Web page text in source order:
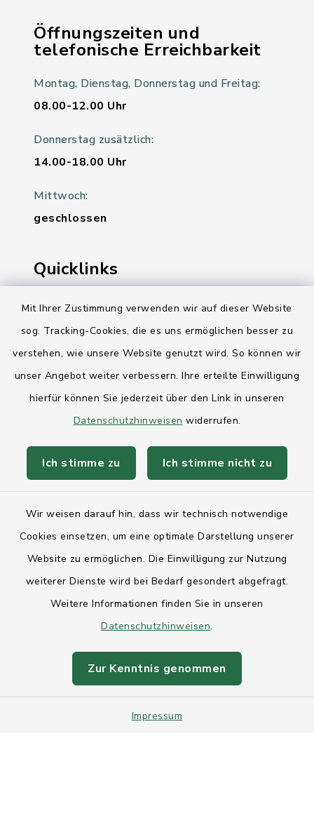
Mit Ihrer Zustimmung verwenden wir auf dieser Website
sog. Tracking-Cookies, die es uns ermöglichen besser zu
verstehen, wie unsere Website genutzt wird. So können wir
unser Angebot weiter verbessern. Ihre erteilte Einwilligung
hierfür können Sie jederzeit über den Link in unseren
Datenschutzhinweisen widerrufen.
Ich stimme zu Ich stimme nicht zu
Wir weisen darauf hin, dass wir technisch notwendige
Cookies einsetzen, um eine optimale Darstellung unserer
Website zu ermöglichen. Die Einwilligung zur Nutzung
weiterer Dienste wird bei Bedarf gesondert abgefragt.
Weitere Informationen finden Sie in unseren
Datenschutzhinweisen.
Zur Kenntnis genommen
Impressum
Öffnungszeiten und
telefonische Erreichbarkeit
Montag, Dienstag, Donnerstag und Freitag:
08.00-12.00 Uhr
Donnerstag zusätzlich:
14.00-18.00 Uhr
Mittwoch:
geschlossen
Quicklinks
Ihre Behördennummer 115
Landesregierung Schleswig-Holstein
AktivRegion Mittelholstein
Anfahrt
Datenschutz
Sitemap
Intranet